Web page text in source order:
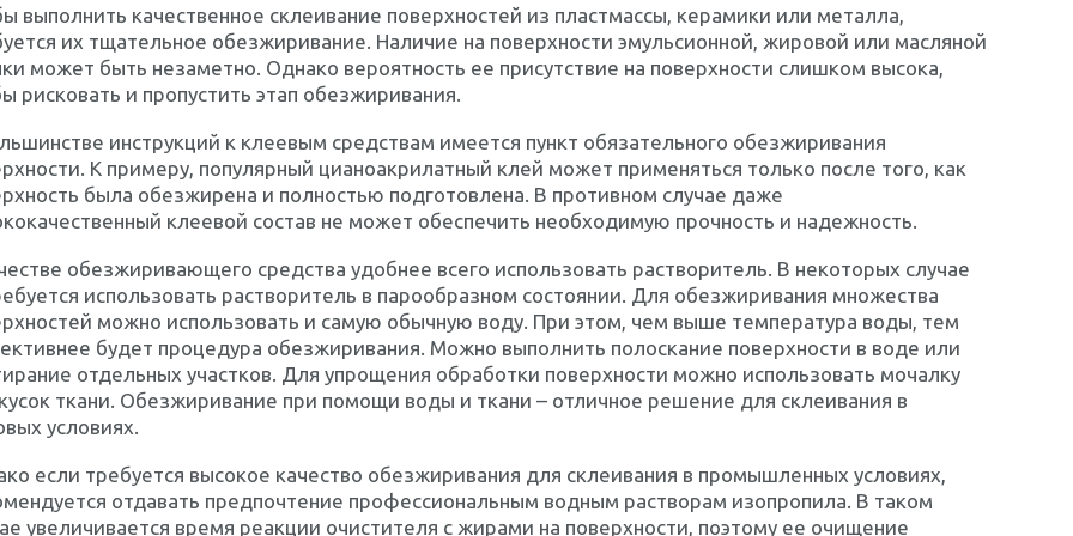
выполнить качественное склеивание поверхностей из пластмассы, керамики или металла,
их тщательное обезжиривание. Наличие на поверхности эмульсионной, жировой или масляной
может быть незаметно. Однако вероятность ее присутствие на поверхности слишком высока,
рисковать и пропустить этап обезжиривания.
инструкций к клеевым средствам имеется пункт обязательного обезжиривания
К примеру, популярный цианоакрилатный клей может применяться только после того, как
была обезжирена и полностью подготовлена. В противном случае даже
клеевой состав не может обеспечить необходимую прочность и надежность.
обезжиривающего средства удобнее всего использовать растворитель. В некоторых случае
использовать растворитель в парообразном состоянии. Для обезжиривания множества
можно использовать и самую обычную воду. При этом, чем выше температура воды, тем
будет процедура обезжиривания. Можно выполнить полоскание поверхности в воде или
отдельных участков. Для упрощения обработки поверхности можно использовать мочалку
ткани. Обезжиривание при помощи воды и ткани – отличное решение для склеивания в
условиях.
если требуется высокое качество обезжиривания для склеивания в промышленных условиях,
отдавать предпочтение профессиональным водным растворам изопропила. В таком
увеличивается время реакции очистителя с жирами на поверхности, поэтому ее очищение